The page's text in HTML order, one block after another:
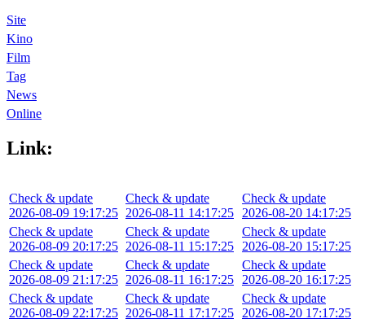
Site
Kino
Film
Tag
News
Online
Link:
Check & update
2026-08-09 19:17:25
Check & update
2026-08-09 20:17:25
Check & update
2026-08-09 21:17:25
Check & update
2026-08-09 22:17:25
Check & update
2026-08-11 14:17:25
Check & update
2026-08-11 15:17:25
Check & update
2026-08-11 16:17:25
Check & update
2026-08-11 17:17:25
Check & update
2026-08-20 14:17:25
Check & update
2026-08-20 15:17:25
Check & update
2026-08-20 16:17:25
Check & update
2026-08-20 17:17:25